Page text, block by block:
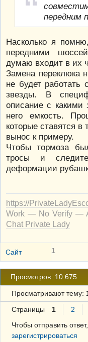
передним
Насколько я
передними
думаю входит в их
Замена переклюка
не будет
звезды. В
описание с какими
него емкость.
которые ставятся в
вынос к примеру.
Чтобы тормоза
тросы и
деформации
https://
Work — No Verify —
Chat Private Lady
Сайт 1
Просмотров: 10 675
Просматривают тему:
Страницы 1 2
Чтобы отправить
зарегистрироваться